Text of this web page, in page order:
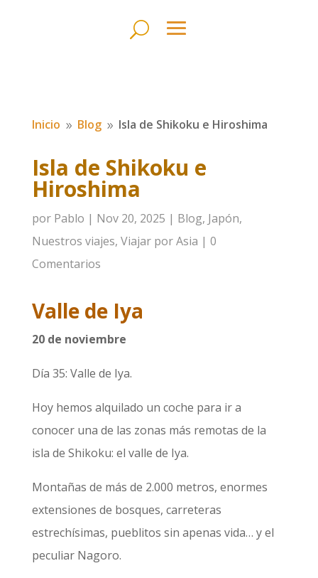
Inicio 9 Blog 9 Isla de Shikoku e Hiroshima
Isla de Shikoku e
Hiroshima
por Pablo | Nov 20, 2025 | Blog, Japón,
Nuestros viajes, Viajar por Asia | 0
Comentarios
Valle de Iya
20 de noviembre
Día 35: Valle de Iya.
Hoy hemos alquilado un coche para ir a
conocer una de las zonas más remotas de la
isla de Shikoku: el valle de Iya.
Montañas de más de 2.000 metros, enormes
extensiones de bosques, carreteras
estrechísimas, pueblitos sin apenas vida… y el
peculiar Nagoro.